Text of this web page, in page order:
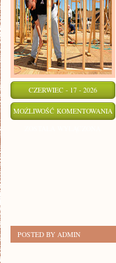
CZERWIEC - 17 - 2026
MOŻLIWOŚĆ KOMENTOWANIA
POSTED BY ADMIN